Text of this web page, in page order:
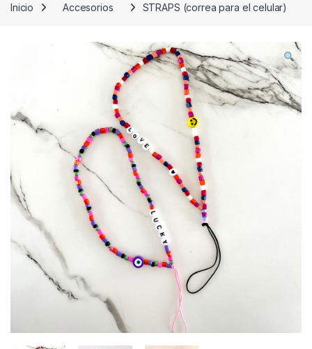
Inicio Accesorios STRAPS (correa para el celular)